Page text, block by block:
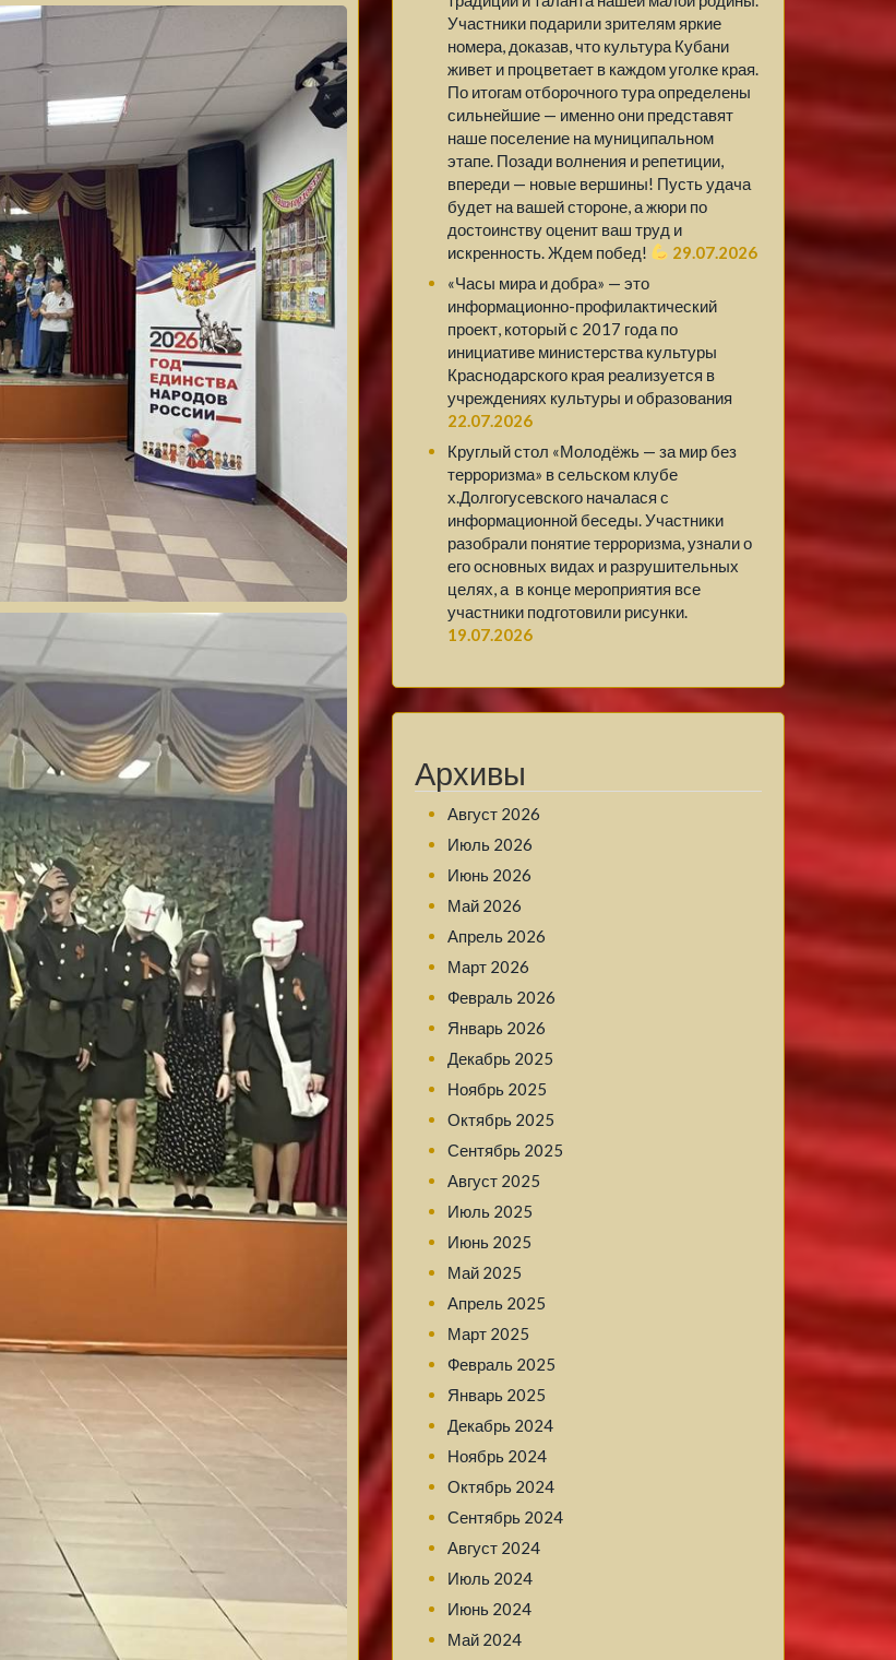
Участники подарили зрителям яркие
номера, доказав, что культура Кубани
живет и процветает в каждом уголке края.
По итогам отборочного тура определены
сильнейшие — именно они представят
наше поселение на муниципальном
этапе. Позади волнения и репетиции,
впереди — новые вершины! Пусть удача
будет на вашей стороне, а жюри по
достоинству оценит ваш труд и
искренность. Ждем побед!
29.07.2026
«Часы мира и добра» — это
информационно-профилактический
проект, который с 2017 года по
инициативе министерства культуры
Краснодарского края реализуется в
учреждениях культуры и образования
22.07.2026
Круглый стол «Молодёжь — за мир без
терроризма» в сельском клубе
х.Долгогусевского началася с
информационной беседы. Участники
разобрали понятие терроризма, узнали о
его основных видах и разрушительных
целях, а в конце мероприятия все
участники подготовили рисунки.
19.07.2026
Архивы
Август 2026
Июль 2026
Июнь 2026
Май 2026
Апрель 2026
Март 2026
Февраль 2026
Январь 2026
Декабрь 2025
Ноябрь 2025
Октябрь 2025
Сентябрь 2025
Август 2025
Июль 2025
Июнь 2025
Май 2025
Апрель 2025
Март 2025
Февраль 2025
Январь 2025
Декабрь 2024
Ноябрь 2024
Октябрь 2024
Сентябрь 2024
Август 2024
Июль 2024
Июнь 2024
Май 2024